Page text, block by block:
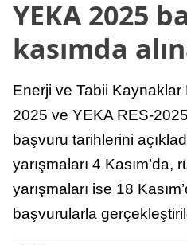
YEKA 2025
kasımda
Enerji ve Tabii Kaynaklar
2025 ve YEKA RES-
başvuru tarihlerini
yarışmaları 4 Kasım’da,
yarışmaları ise 18
başvurularla